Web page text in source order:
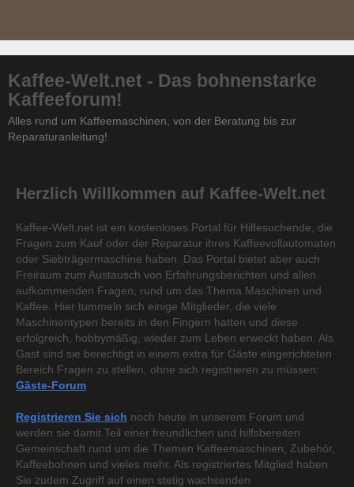
Kaffee-Welt.net - Das bohnenstarke
Kaffeeforum!
Alles rund um Kaffeemaschinen, von der Beratung bis zur
Reparaturanleitung!
Herzlich Willkommen auf Kaffee-Welt.net
Kaffee-Welt.net ist ein kostenloses Portal für Hilfesuchende, die
Fragen zum Kauf oder der Reparatur ihres Kaffeevollautomaten
oder Siebträgermaschine haben. Das Portal bietet aber auch
Freiraum zum Austausch von Erfahrungsberichten und allen
aufkommenden Fragen, rund um das Thema Maschinen und
Kaffee. Hier tummeln sich einige Mitglieder, die viele
Maschinentypen bereits in den Fingern hatten und diese
erfolgreich, hobbymäßig, wieder zum Leben erweckt haben. Als
Gast sind sie berechtigt in einem extra für Gäste eingerichteten
Bereich Fragen zu stellen, ohne sich registrieren zu müssen:
Gäste-Forum
Registrieren Sie sich noch heute in unserem Forum und
werden sie damit Teil einer freundlichen und hilfsbereiten
Gemeinschaft rund um die Themen Kaffeemaschinen, Zubehör,
Kaffeebohnen und vieles mehr. Als registriertes Mitglied haben
Sie zudem Zugriff auf einen stetig wachsenden